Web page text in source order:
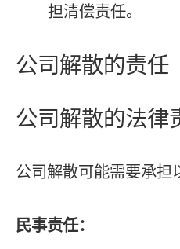
担清偿责任。
公司解散的责任
公司解散的法律
公司解散可能需要承担
民事责任：